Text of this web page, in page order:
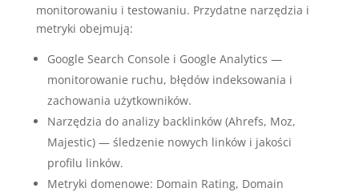
monitorowaniu i testowaniu. Przydatne narzędzia i
metryki obejmują:
Google Search Console i Google Analytics —
monitorowanie ruchu, błędów indeksowania i
zachowania użytkowników.
Narzędzia do analizy backlinków (Ahrefs, Moz,
Majestic) — śledzenie nowych linków i jakości
profilu linków.
Metryki domenowe: Domain Rating, Domain